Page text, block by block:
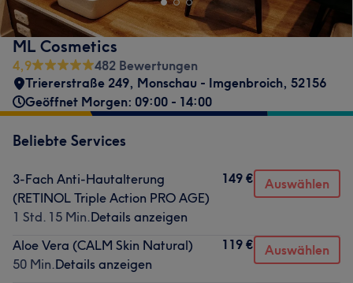
ML Cosmetics
4,9
482 Bewertungen
Triererstraße 249, Monschau - Imgenbroich, 52156
Geöffnet Morgen: 09:00 - 14:00
Beliebte Services
3-Fach Anti-Hautalterung
(RETINOL Triple Action PRO AGE)
1 Std. 15 Min.Details anzeigen
149 € Auswählen
Aloe Vera (CALM Skin Natural)
50 Min.Details anzeigen
119 € Auswählen